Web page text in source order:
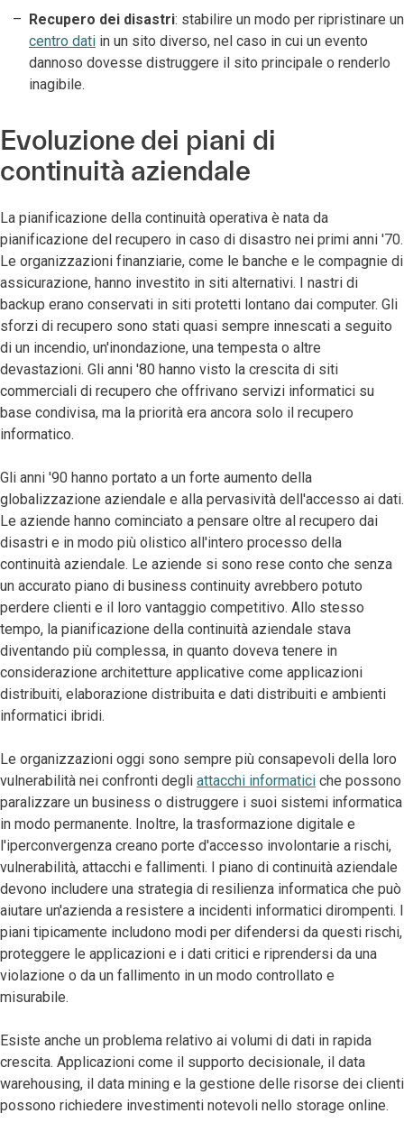
Recupero dei disastri: stabilire un modo per ripristinare un
centro dati in un sito diverso, nel caso in cui un evento
dannoso dovesse distruggere il sito principale o renderlo
inagibile.
Evoluzione dei piani di
continuità aziendale
La pianificazione della continuità operativa è nata da
pianificazione del recupero in caso di disastro nei primi anni '70.
Le organizzazioni finanziarie, come le banche e le compagnie di
assicurazione, hanno investito in siti alternativi. I nastri di
backup erano conservati in siti protetti lontano dai computer. Gli
sforzi di recupero sono stati quasi sempre innescati a seguito
di un incendio, un'inondazione, una tempesta o altre
devastazioni. Gli anni '80 hanno visto la crescita di siti
commerciali di recupero che offrivano servizi informatici su
base condivisa, ma la priorità era ancora solo il recupero
informatico.
Gli anni '90 hanno portato a un forte aumento della
globalizzazione aziendale e alla pervasività dell'accesso ai dati.
Le aziende hanno cominciato a pensare oltre al recupero dai
disastri e in modo più olistico all'intero processo della
continuità aziendale. Le aziende si sono rese conto che senza
un accurato piano di business continuity avrebbero potuto
perdere clienti e il loro vantaggio competitivo. Allo stesso
tempo, la pianificazione della continuità aziendale stava
diventando più complessa, in quanto doveva tenere in
considerazione architetture applicative come applicazioni
distribuiti, elaborazione distribuita e dati distribuiti e ambienti
informatici ibridi.
Le organizzazioni oggi sono sempre più consapevoli della loro
vulnerabilità nei confronti degli attacchi informatici che possono
paralizzare un business o distruggere i suoi sistemi informatica
in modo permanente. Inoltre, la trasformazione digitale e
l'iperconvergenza creano porte d'accesso involontarie a rischi,
vulnerabilità, attacchi e fallimenti. I piano di continuità aziendale
devono includere una strategia di resilienza informatica che può
aiutare un'azienda a resistere a incidenti informatici dirompenti. I
piani tipicamente includono modi per difendersi da questi rischi,
proteggere le applicazioni e i dati critici e riprendersi da una
violazione o da un fallimento in un modo controllato e
misurabile.
Esiste anche un problema relativo ai volumi di dati in rapida
crescita. Applicazioni come il supporto decisionale, il data
warehousing, il data mining e la gestione delle risorse dei clienti
possono richiedere investimenti notevoli nello storage online.